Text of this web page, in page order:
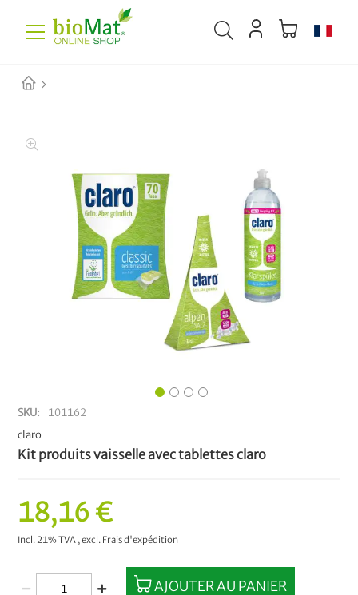
SKU
101162
claro
Kit produits vaisselle avec tablettes claro
18,16 €
Incl. 21% TVA ,excl. Frais d'expédition
AJOUTER AU PANIER